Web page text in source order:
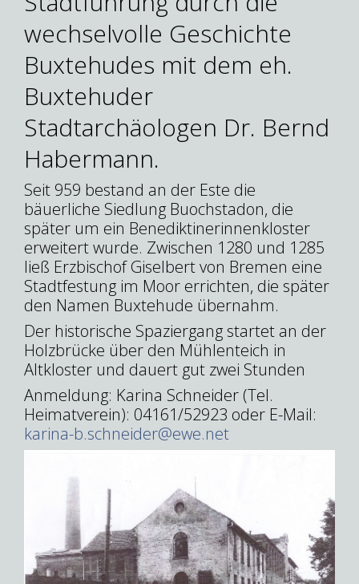
wechselvolle Geschichte
Buxtehudes mit dem eh.
Buxtehuder
Stadtarchäologen Dr. Bernd
Habermann.
Seit 959 bestand an der Este die
bäuerliche Siedlung Buochstadon, die
später um ein Benediktinerinnenkloster
erweitert wurde. Zwischen 1280 und 1285
ließ Erzbischof Giselbert von Bremen eine
Stadtfestung im Moor errichten, die später
den Namen Buxtehude übernahm.
Der historische Spaziergang startet an der
Holzbrücke über den Mühlenteich in
Altkloster und dauert gut zwei Stunden
Anmeldung: Karina Schneider (Tel.
Heimatverein): 04161/52923 oder E-Mail:
karina-b.schneider@ewe.net